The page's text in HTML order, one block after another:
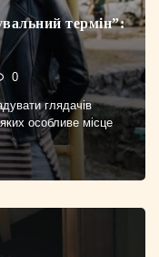
термін”:
0
глядачів
особливе місце